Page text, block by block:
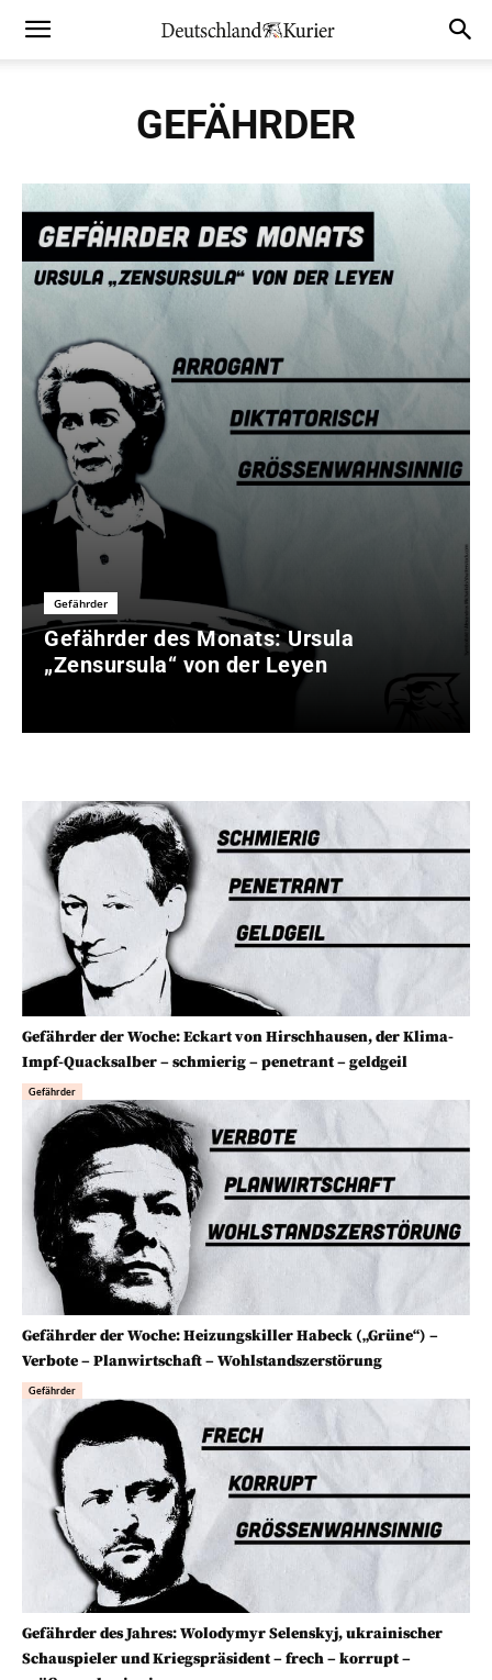
GEFÄHRDER
Gefährder
Gefährder des Monats: Ursula
„Zensursula“ von der Leyen
Gefährder der Woche: Eckart von Hirschhausen, der Klima-
Impf-Quacksalber – schmierig – penetrant – geldgeil
Gefährder
Gefährder der Woche: Heizungskiller Habeck („Grüne“) –
Verbote – Planwirtschaft – Wohlstandszerstörung
Gefährder
Gefährder des Jahres: Wolodymyr Selenskyj, ukrainischer
Schauspieler und Kriegspräsident – frech – korrupt –